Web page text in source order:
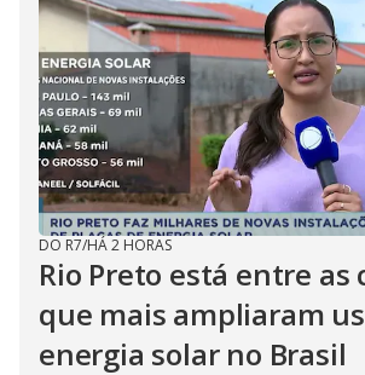
DO R7/HÁ 2 HORAS
Rio Preto está entre as
que mais ampliaram
energia solar no Brasil